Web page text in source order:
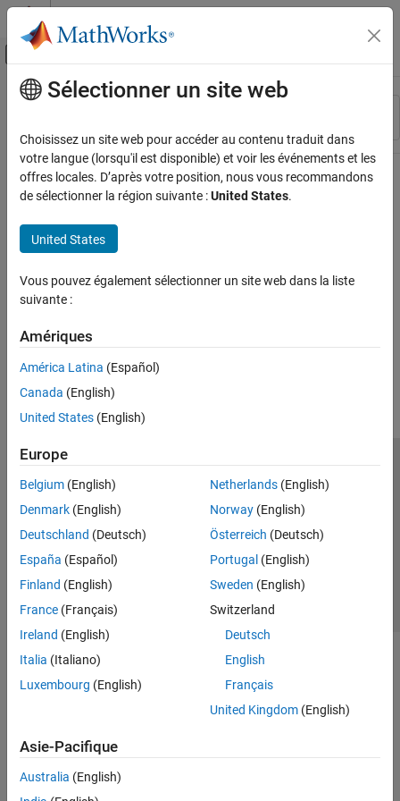
Passer au contenu
Activer/désactiver l'affichage du menu
Ressource
Contenu principal
Sélectionner un site web
Choisissez un site web pour accéder au contenu traduit dans
votre langue (lorsqu'il est disponible) et voir les événements et les
offres locales. D’après votre position, nous vous recommandons
de sélectionner la région suivante :United States.
United States
Vous pouvez également sélectionner un site web dans la liste
suivante :
Amériques
América Latina (Español)
Canada (English)
United States (English)
Europe
Belgium (English)
Denmark (English)
Deutschland (Deutsch)
España (Español)
Finland (English)
France (Français)
Ireland (English)
Italia (Italiano)
Luxembourg (English)
Netherlands(English)
Norway(English)
Österreich (Deutsch)
Portugal (English)
Sweden (English)
Switzerland
Deutsch
English
Français
United Kingdom(English)
Asie-Pacifique
Australia (English)
Lutte anti-piratage
Contacts locaux
© 1994-2026 The MathWorks, Inc.